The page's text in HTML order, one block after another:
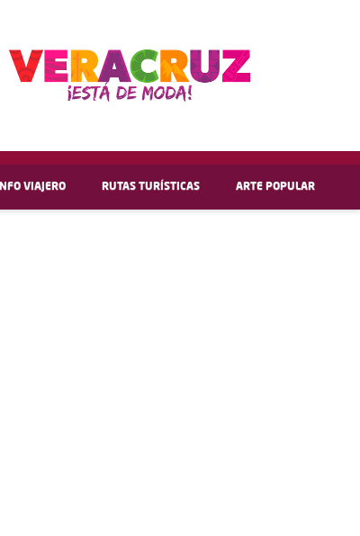
INFO VIAJERO RUTAS TURÍSTICAS ARTE POPULAR